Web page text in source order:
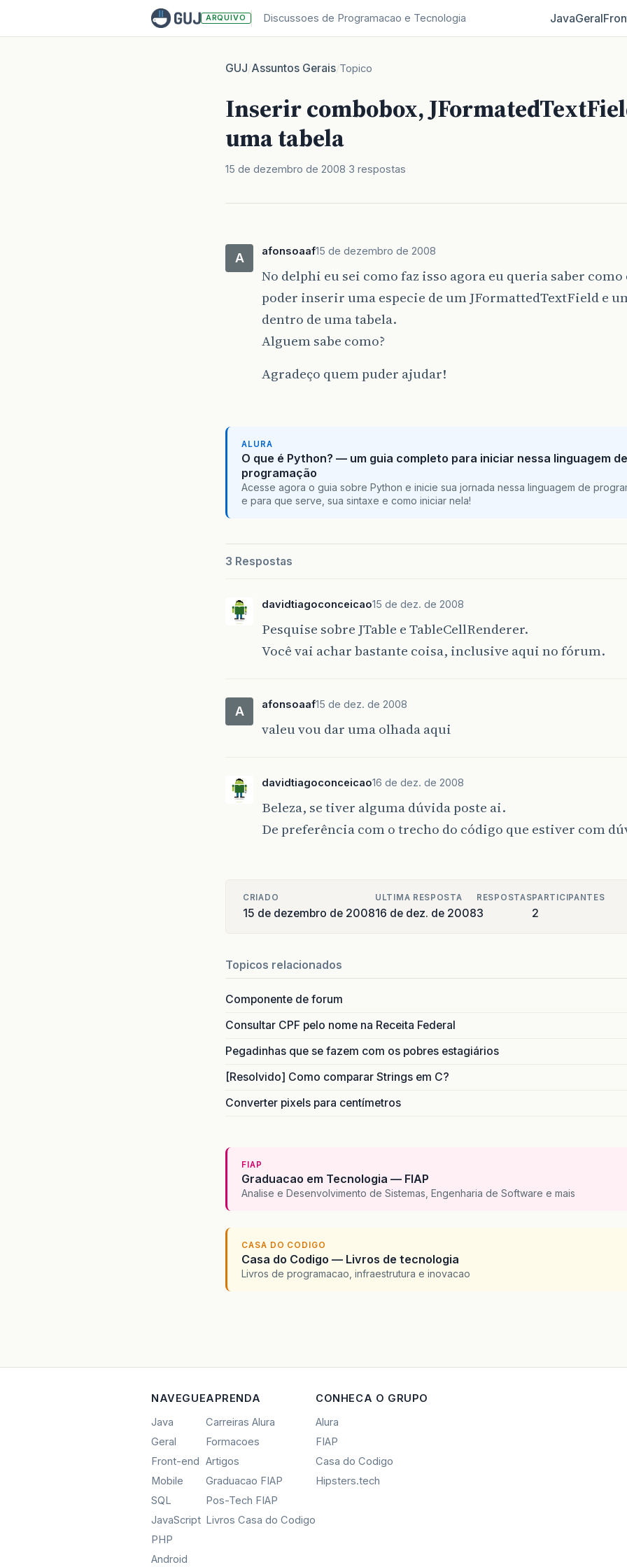
ARQUIVO Discussoes de Programacao e Tecnologia JavaGeral
GUJ/Assuntos Gerais/Topico
Inserir combobox,
uma tabela
15 de dezembro de 2008 3 respostas
A afonsoaaf15 de dezembro de 2008
No delphi eu sei como faz isso agora eu queria saber como
poder inserir uma especie de um JFormattedTextField e
dentro de uma tabela.
Alguem sabe como?
Agradeço quem puder ajudar!
ALURA
O que é Python? — um guia completo para iniciar nessa linguagem de
programação
Acesse agora o guia sobre Python e inicie sua jornada nessa linguagem de
e para que serve, sua sintaxe e como iniciar nela!
3 Respostas
davidtiagoconceicao15 de dez. de 2008
Pesquise sobre JTable e TableCellRenderer.
Você vai achar bastante coisa, inclusive aqui no fórum.
A afonsoaaf15 de dez. de 2008
valeu vou dar uma olhada aqui
davidtiagoconceicao16 de dez. de 2008
Beleza, se tiver alguma dúvida poste ai.
De preferência com o trecho do código que estiver com
CRIADO
15 de dezembro de 2008
ULTIMA RESPOSTA
16 de dez. de 2008
RESPOSTAS
3
PARTICIPANTES
2
Topicos relacionados
Componente de forum
Consultar CPF pelo nome na Receita Federal
Pegadinhas que se fazem com os pobres estagiários
[Resolvido] Como comparar Strings em C?
Converter pixels para centímetros
FIAP
Graduacao em Tecnologia — FIAP
Analise e Desenvolvimento de Sistemas, Engenharia de Software e mais
CASA DO CODIGO
Casa do Codigo — Livros de tecnologia
Livros de programacao, infraestrutura e inovacao
NAVEGUE
Java
Geral
Front-end
Mobile
SQL
JavaScript
PHP
Android
APRENDA
Carreiras Alura
Formacoes
Artigos
Graduacao FIAP
Pos-Tech FIAP
Livros Casa do Codigo
CONHECA O GRUPO
Alura
FIAP
Casa do Codigo
Hipsters.tech